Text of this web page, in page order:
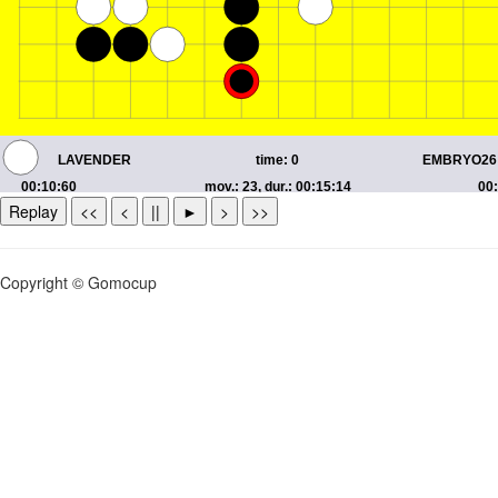
Replay << < || ► > >>
Copyright © Gomocup